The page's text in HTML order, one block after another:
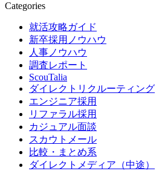
Categories
就活攻略ガイド
新卒採用ノウハウ
人事ノウハウ
調査レポート
ScouTalia
ダイレクトリクルーティング
エンジニア採用
リファラル採用
カジュアル面談
スカウトメール
比較・まとめ系
ダイレクトメディア（中途）